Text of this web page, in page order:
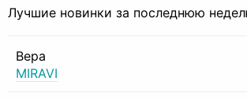
Лучшие новинки за последнюю
Вера
MIRAVI